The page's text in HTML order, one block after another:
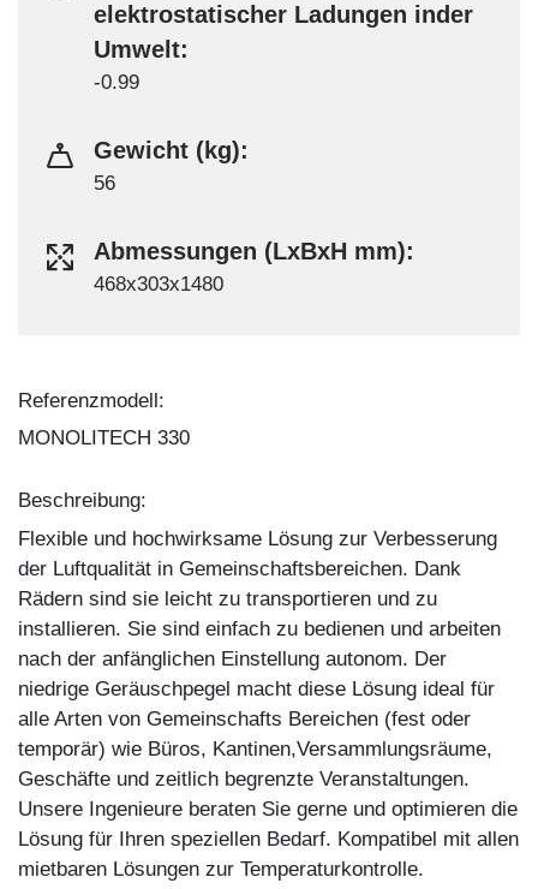
elektrostatischer Ladungen inder
Umwelt:
-0.99
Gewicht (kg):
56
Abmessungen (LxBxH mm):
468x303x1480
Referenzmodell:
MONOLITECH 330
Beschreibung:
Flexible und hochwirksame Lösung zur Verbesserung
der Luftqualität in Gemeinschaftsbereichen. Dank
Rädern sind sie leicht zu transportieren und zu
installieren. Sie sind einfach zu bedienen und arbeiten
nach der anfänglichen Einstellung autonom. Der
niedrige Geräuschpegel macht diese Lösung ideal für
alle Arten von Gemeinschafts Bereichen (fest oder
temporär) wie Büros, Kantinen,Versammlungsräume,
Geschäfte und zeitlich begrenzte Veranstaltungen.
Unsere Ingenieure beraten Sie gerne und optimieren die
Lösung für Ihren speziellen Bedarf. Kompatibel mit allen
mietbaren Lösungen zur Temperaturkontrolle.